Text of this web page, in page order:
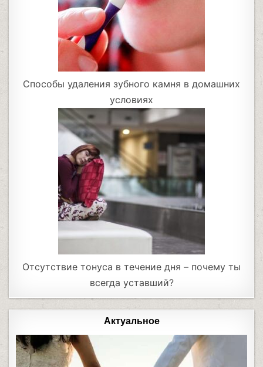
Способы удаления зубного камня в домашних
условиях
Отсутствие тонуса в течение дня – почему ты
всегда уставший?
Актуальное